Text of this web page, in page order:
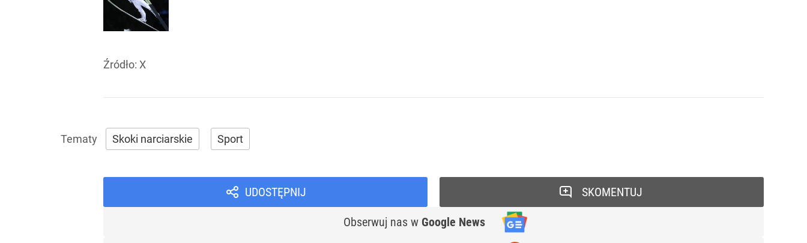
Źródło: X
Skoki narciarskie Sport
UDOSTĘPNIJ
Obserwuj nas w Google News
SKOMENTUJ